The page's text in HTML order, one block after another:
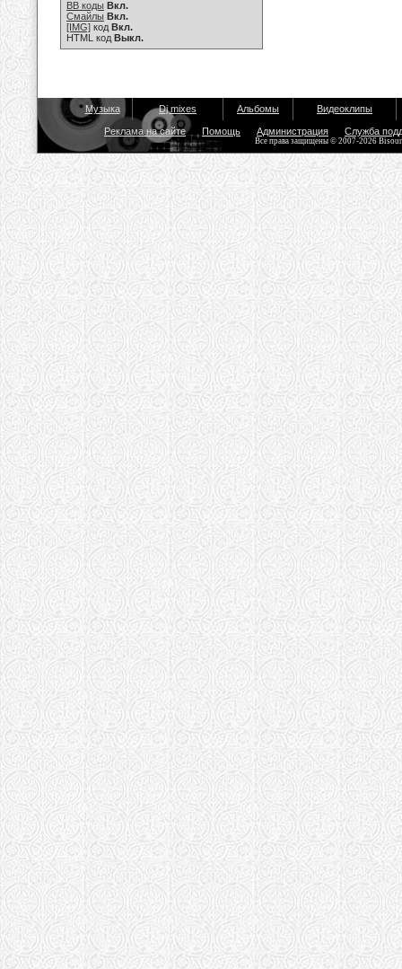
BB коды Вкл.
Смайлы Вкл.
[IMG] код Вкл.
HTML код Выкл.
Музыка Dj mixes Альбомы Видеоклипы
Реклама на сайте Помощь Администрация Служба
Все права защищены © 2007-2026